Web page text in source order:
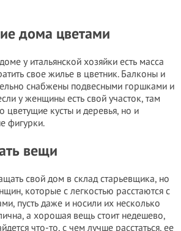
дома цветами
у итальянской хозяйки есть масса
свое жилье в цветник. Балконы и
снабжены подвесными горшками и
у женщины есть свой участок, там
цветущие кусты и деревья, но и
фигурки.
вещи
свой дом в склад старьевщика, но
которые с легкостью расстаются с
пусть даже и носили их несколько
а хорошая вещь стоит недешево,
что-то, с чем лучше расстаться, ее